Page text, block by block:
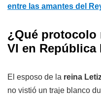
entre las amantes del
¿Qué protocolo
VI en República
El esposo de la reina
no vistió un traje blanco